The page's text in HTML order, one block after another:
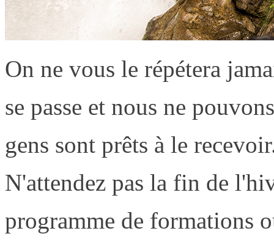
On ne vous le répétera
se passe et nous ne
gens sont prêts à le
N'attendez pas la fin de
programme de formations